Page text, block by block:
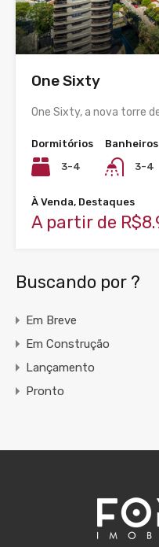
One Sixty
One Sixty, a nova torre
Dormitórios
3-4
Banheiros
3-4
À Venda, Destaques
A partir de
Buscando por ?
Em Breve
Em Construção
Lançamento
Pronto